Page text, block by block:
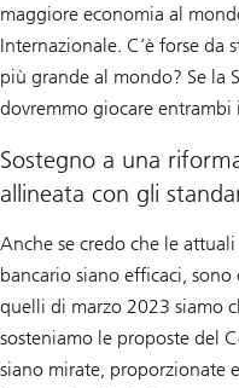
maggiore economia al
Internazionale. C’è forse da
più grande al mondo? Se la
dovremmo giocare entrambi
Sostegno a una
allineata con gli
Anche se credo che le
bancario siano efficaci,
quelli di marzo 2023 siamo
sosteniamo le proposte del
siano mirate, proporzionate